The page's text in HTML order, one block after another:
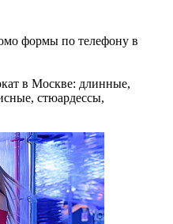
формы по телефону в
в Москве: длинные,
стюардессы,